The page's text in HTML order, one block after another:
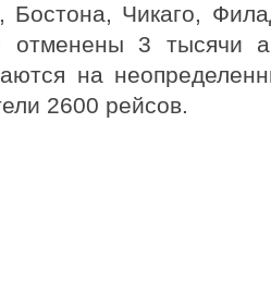
Бостона, Чикаго,
отменены 3 тысячи
на
2600 рейсов.